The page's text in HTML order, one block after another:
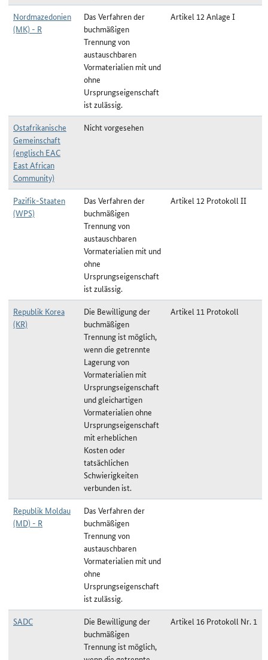
Nordmazedonien
(MK) - R
Das Verfahren der
buchmäßigen
Trennung von
austauschbaren
Vormaterialien mit und
ohne
Ursprungseigenschaft
ist zulässig.
Artikel 12 Anlage I
Ostafrikanische
Gemeinschaft
(englisch EAC
East African
Community)
Nicht vorgesehen
Pazifik-Staaten
(WPS)
Das Verfahren der
buchmäßigen
Trennung von
austauschbaren
Vormaterialien mit und
ohne
Ursprungseigenschaft
ist zulässig.
Artikel 12 Protokoll II
Republik Korea
(KR)
Die Bewilligung der
buchmäßigen
Trennung ist möglich,
wenn die getrennte
Lagerung von
Vormaterialien mit
Ursprungseigenschaft
und gleichartigen
Vormaterialien ohne
Ursprungseigenschaft
mit erheblichen
Kosten oder
tatsächlichen
Schwierigkeiten
verbunden ist.
Artikel 11 Protokoll
Republik Moldau
(MD) - R
Das Verfahren der
buchmäßigen
Trennung von
austauschbaren
Vormaterialien mit und
ohne
Ursprungseigenschaft
ist zulässig.
SADC
Die Bewilligung der
buchmäßigen
Trennung ist möglich,
Artikel 16 Protokoll Nr. 1